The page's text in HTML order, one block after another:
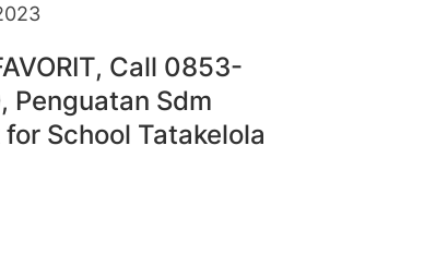
Call 0853-
Penguatan Sdm
for School Tatakelola